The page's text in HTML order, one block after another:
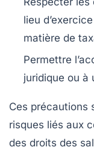
lieu
matière de
Permettre
juridique ou à
Ces précautions
risques liés aux
des droits des